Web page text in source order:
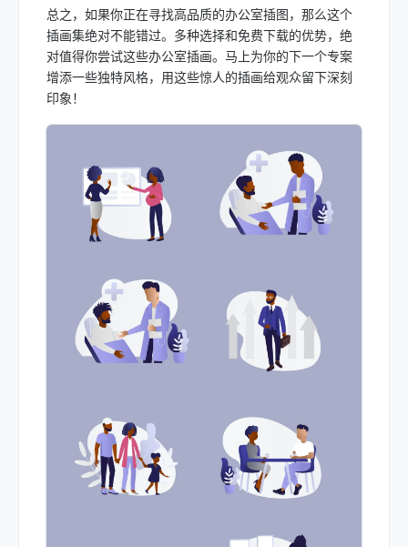
总之，如果你正在寻找高品质的办公室插图，那么这个
插画集绝对不能错过。多种选择和免费下载的优势，绝
对值得你尝试这些办公室插画。马上为你的下一个专案
增添一些独特风格，用这些惊人的插画给观众留下深刻
印象！